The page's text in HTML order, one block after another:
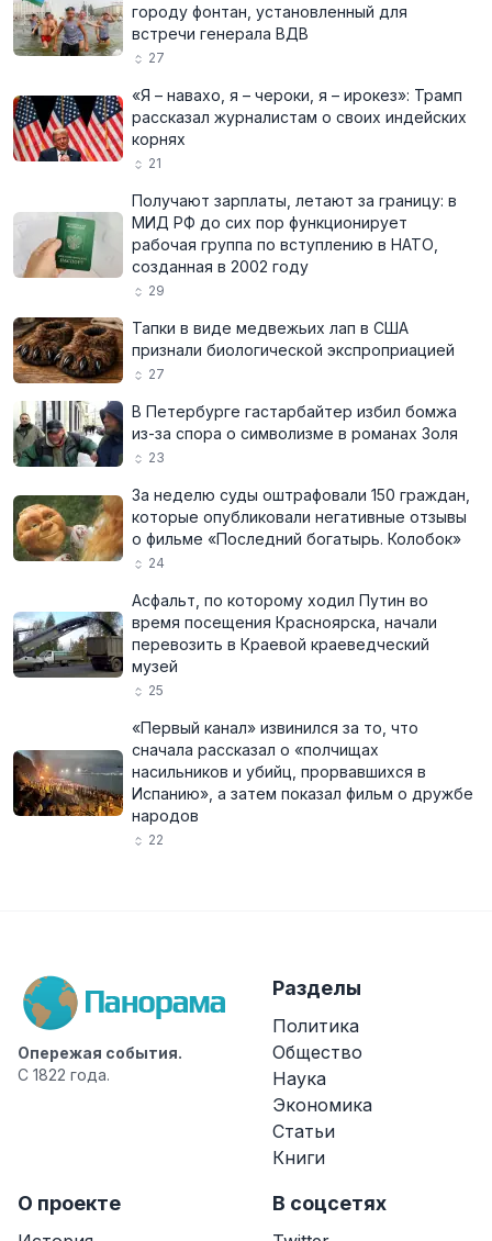
городу фонтан, установленный для
встречи генерала ВДВ
27
«Я – навахо, я – чероки, я – ирокез»: Трамп
рассказал журналистам о своих индейских
корнях
21
Получают зарплаты, летают за границу: в
МИД РФ до сих пор функционирует
рабочая группа по вступлению в НАТО,
созданная в 2002 году
29
Тапки в виде медвежьих лап в США
признали биологической экспроприацией
27
В Петербурге гастарбайтер избил бомжа
из-за спора о символизме в романах Золя
23
За неделю суды оштрафовали 150 граждан,
которые опубликовали негативные отзывы
о фильме «Последний богатырь. Колобок»
24
Асфальт, по которому ходил Путин во
время посещения Красноярска, начали
перевозить в Краевой краеведческий
музей
25
«Первый канал» извинился за то, что
сначала рассказал о «полчищах
насильников и убийц, прорвавшихся в
Испанию», а затем показал фильм о дружбе
народов
22
Опережая события.
С 1822 года.
Разделы
Политика
Общество
Наука
Экономика
Статьи
Книги
О проекте В соцсетях